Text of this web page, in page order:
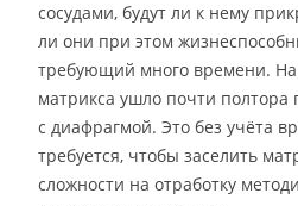
сосудами, будут ли к нему
ли они при этом
требующий много времени. На
матрикса ушло почти полтора
с диафрагмой. Это без учёта
требуется, чтобы заселить
сложности на отработку